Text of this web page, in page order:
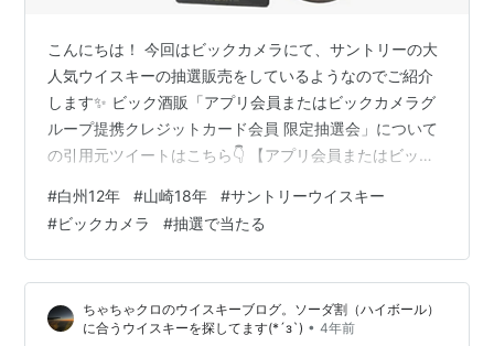
こんにちは！ 今回はビックカメラにて、サントリーの大
人気ウイスキーの抽選販売をしているようなのでご紹介
します✨ ビック酒販「アプリ会員またはビックカメラグ
ループ提携クレジットカード会員 限定抽選会」について
の引用元ツイートはこちら👇 【アプリ会員またはビック
受付期間:9/8～9/10お酒コーナーレジにて受付⚠先着順
ではございません当選発表:9/25 12時頃⚠受付時、本人
確認書類のご提示が必要となります。画像の抽選条件を
よくご確認ください。 pic.twitter.com/V4zBXbqKAb —
ビック酒販🍷 (@bic_shuhan) S…
#白州12年 #山崎18年 #サントリーウイスキー
#ビックカメラ #抽選で当たる
ちゃちゃクロのウイスキーブログ。ソーダ割（ハイボール）
に合うウイスキーを探してます(*´з`) • 4年前